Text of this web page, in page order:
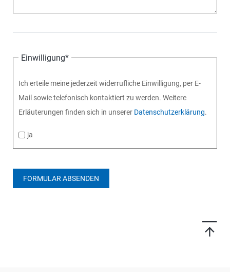
Einwilligung*
Ich erteile meine jederzeit widerrufliche Einwilligung, per E-
Mail sowie telefonisch kontaktiert zu werden. Weitere
Erläuterungen finden sich in unserer Datenschutzerklärung.
ja
FORMULAR ABSENDEN